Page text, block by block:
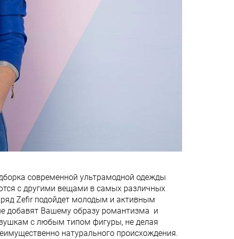
современной ультрамодной одежды
с другими вещами в самых различных
Zefir подойдет молодым и активным
добавят Вашему образу романтизма и
с любым типом фигуры, не делая
натурального происхождения.